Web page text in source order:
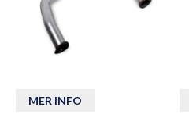
MER INFO